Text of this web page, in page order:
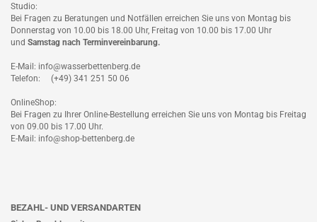
Studio:
Bei Fragen zu Beratungen und Notfällen erreichen Sie uns von Montag bis
Donnerstag von 10.00 bis 18.00 Uhr, Freitag von 10.00 bis 17.00 Uhr
und Samstag nach Terminvereinbarung.
E-Mail: info@wasserbettenberg.de
Telefon: (+49) 341 251 50 06
OnlineShop:
Bei Fragen zu Ihrer Online-Bestellung erreichen Sie uns von Montag bis Freitag
von 09.00 bis 17.00 Uhr.
E-Mail: info@shop-bettenberg.de
BEZAHL- UND VERSANDARTEN